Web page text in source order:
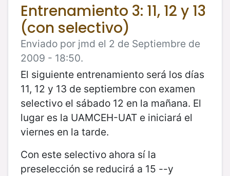
Entrenamiento 3: 11, 12 y 13
(con selectivo)
Enviado por jmd el 2 de Septiembre de
2009 - 18:50.
El siguiente entrenamiento será los días
11, 12 y 13 de septiembre con examen
selectivo el sábado 12 en la mañana. El
lugar es la UAMCEH-UAT e iniciará el
viernes en la tarde.
Con este selectivo ahora sí la
preselección se reducirá a 15 --y